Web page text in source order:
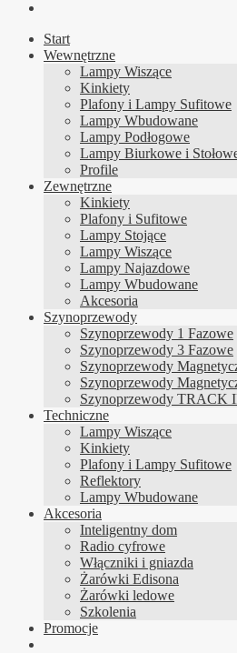
Start
Wewnętrzne
Lampy Wiszące
Kinkiety
Plafony i Lampy Sufitowe
Lampy Wbudowane
Lampy Podłogowe
Lampy Biurkowe i
Profile
Zewnętrzne
Kinkiety
Plafony i Sufitowe
Lampy Stojące
Lampy Wiszące
Lampy Najazdowe
Lampy Wbudowane
Akcesoria
Szynoprzewody
Szynoprzewody 1 Fazowe
Szynoprzewody 3 Fazowe
Szynoprzewody
Szynoprzewody
Szynoprzewody TRACK
Techniczne
Lampy Wiszące
Kinkiety
Plafony i Lampy Sufitowe
Reflektory
Lampy Wbudowane
Akcesoria
Inteligentny dom
Radio cyfrowe
Włączniki i gniazda
Żarówki Edisona
Żarówki ledowe
Szkolenia
Promocje